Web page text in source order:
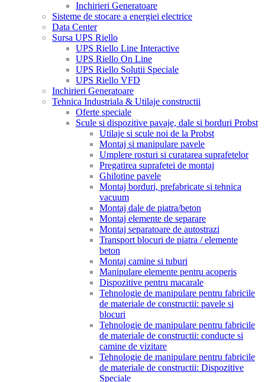
Inchirieri Generatoare
Sisteme de stocare a energiei electrice
Data Center
Sursa UPS Riello
UPS Riello Line Interactive
UPS Riello On Line
UPS Riello Solutii Speciale
UPS Riello VFD
Inchirieri Generatoare
Tehnica Industriala & Utilaje constructii
Oferte speciale
Scule si dispozitive pavaje, dale si borduri Probst
Utilaje si scule noi de la Probst
Montaj si manipulare pavele
Umplere rosturi si curatarea suprafetelor
Pregatirea suprafetei de montaj
Ghilotine pavele
Montaj borduri, prefabricate si tehnica
vacuum
Montaj dale de piatra/beton
Montaj elemente de separare
Montaj separatoare de autostrazi
Transport blocuri de piatra / elemente
beton
Montaj camine si tuburi
Manipulare elemente pentru acoperis
Dispozitive pentru macarale
Tehnologie de manipulare pentru fabricile
de materiale de constructii: pavele si
blocuri
Tehnologie de manipulare pentru fabricile
de materiale de constructii: conducte si
camine de vizitare
Tehnologie de manipulare pentru fabricile
de materiale de constructii: Dispozitive
Speciale